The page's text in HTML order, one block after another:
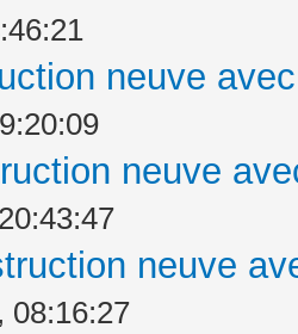
neuve
neuve
neuve
08:16:27